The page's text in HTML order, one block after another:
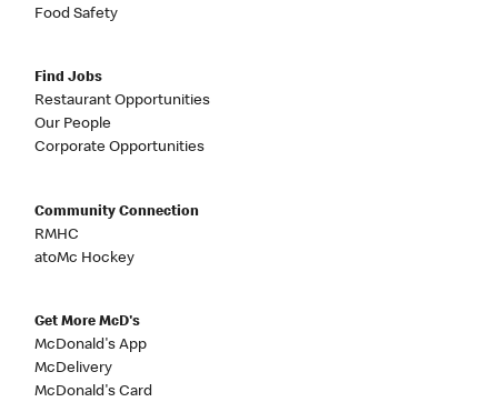
Food Safety
Find Jobs
Restaurant Opportunities
Our People
Corporate Opportunities
Community Connection
RMHC
atoMc Hockey
Get More McD's
McDonald's App
McDelivery
McDonald's Card